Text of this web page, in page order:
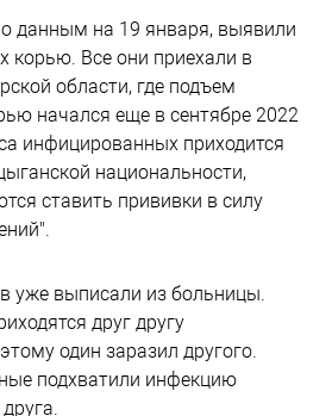
данным на 19 января, выявили
корью. Все они приехали в
области, где подъем
начался еще в сентябре 2022
инфицированных приходится
национальности,
ставить прививки в силу
уже выписали из больницы.
друг другу
один заразил другого.
подхватили инфекцию